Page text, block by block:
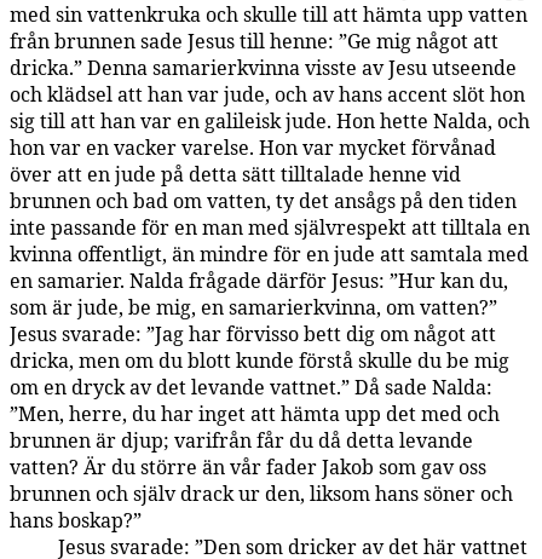
med sin vattenkruka och skulle till att hämta upp vatten
från brunnen sade Jesus till henne: ”Ge mig något att
dricka.” Denna samarierkvinna visste av Jesu utseende
och klädsel att han var jude, och av hans accent slöt hon
sig till att han var en galileisk jude. Hon hette Nalda, och
hon var en vacker varelse. Hon var mycket förvånad
över att en jude på detta sätt tilltalade henne vid
brunnen och bad om vatten, ty det ansågs på den tiden
inte passande för en man med självrespekt att tilltala en
kvinna offentligt, än mindre för en jude att samtala med
en samarier. Nalda frågade därför Jesus: ”Hur kan du,
som är jude, be mig, en samarierkvinna, om vatten?”
Jesus svarade: ”Jag har förvisso bett dig om något att
dricka, men om du blott kunde förstå skulle du be mig
om en dryck av det levande vattnet.” Då sade Nalda:
”Men, herre, du har inget att hämta upp det med och
brunnen är djup; varifrån får du då detta levande
vatten? Är du större än vår fader Jakob som gav oss
brunnen och själv drack ur den, liksom hans söner och
hans boskap?”
Jesus svarade: ”Den som dricker av det här vattnet